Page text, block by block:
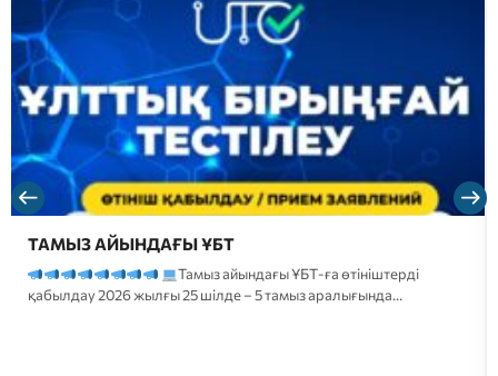
ТАМЫЗ АЙЫНДАҒЫ ҰБТ
Тамыз айындағы ҰБТ-ға өтініштерді
қабылдау 2026 жылғы 25 шілде – 5 тамыз аралығында…